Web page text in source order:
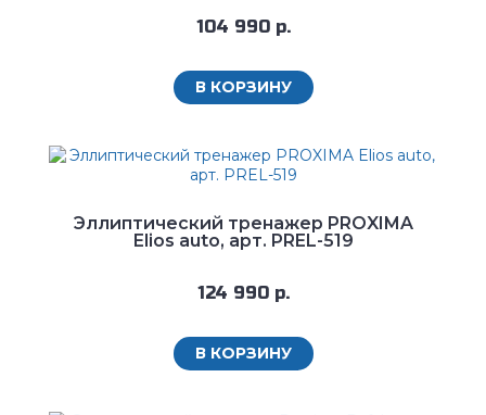
104 990 р.
В КОРЗИНУ
Эллиптический тренажер PROXIMA
Elios auto, арт. PREL-519
124 990 р.
В КОРЗИНУ